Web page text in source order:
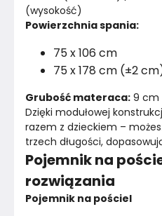
(wysokość)
Powierzchnia spania:
75 x 106 cm
75 x 178 cm (±2
Grubość materaca: 9 cm
Dzięki modułowej
razem z dzieckiem –
trzech długości,
Pojemnik na
rozwiązania
Pojemnik na pościel